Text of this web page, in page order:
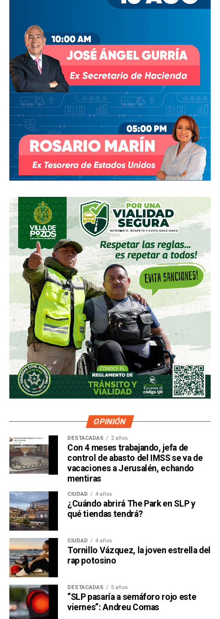
OPINIÓN
DESTACADAS 2 años
Con 4 meses trabajando, jefa de
control de abasto del IMSS se va de
vacaciones a Jerusalén, echando
mentiras
CIUDAD 4 años
¿Cuándo abrirá The Park en SLP y
qué tiendas tendrá?
CIUDAD 4 años
Tornillo Vázquez, la joven estrella del
rap potosino
DESTACADAS 5 años
“SLP pasaría a semáforo rojo este
viernes”: Andreu Comas